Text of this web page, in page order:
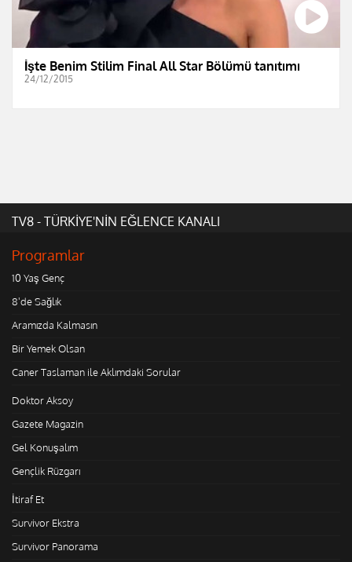
İşte Benim Stilim Final All Star Bölümü tanıtımı
24/12/2015
TV8 - TÜRKİYE'NİN EĞLENCE KANALI
Programlar
10 Yaş Genç
8'de Sağlık
Aramızda Kalmasın
Bir Yemek Olsan
Caner Taslaman ile Aklımdaki Sorular
Doktor Aksoy
Gazete Magazin
Gel Konuşalım
Gençlik Rüzgarı
İtiraf Et
Survivor Ekstra
Survivor Panorama